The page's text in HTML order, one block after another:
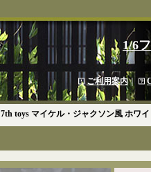
1/6
ご利用案内｜
7th toys マイケル・ジャクソン風 ホワ